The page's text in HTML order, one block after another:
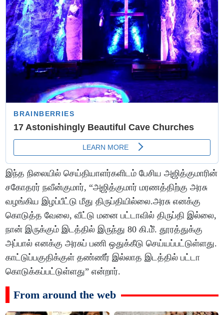
இந்த நிலையில் செய்தியாளர்களிடம் பேசிய அஜித்குமாரின்
சகோதரர் நவீன்குமார், “அஜித்குமார் மரணத்திற்கு அரசு
வழங்கிய இழப்பீட்டு மீது திருப்தியில்லை.அரசு எனக்கு
கொடுத்த வேலை, வீட்டு மனை பட்டாவில் திருப்தி இல்லை,
நான் இருக்கும் இடத்தில் இருந்து 80 கி.மீ். தூரத்துக்கு
அப்பால் எனக்கு அரசுப் பணி ஒதுக்கீடு செய்யப்பட்டுள்ளது.
காட்டுப்பகுதிக்குள் தண்ணீர் இல்லாத இடத்தில் பட்டா
கொடுக்கப்பட்டுள்ளது” என்றார்.
From around the web